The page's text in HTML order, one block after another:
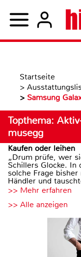
Startseite
>
> Samsung
Topthema:
musegg
Kaufen oder leihen
„Drum prüfe, wer
Schillers Glocke.
solche Frage
Händler und
>> Mehr erfahren
>> Alle anzeigen